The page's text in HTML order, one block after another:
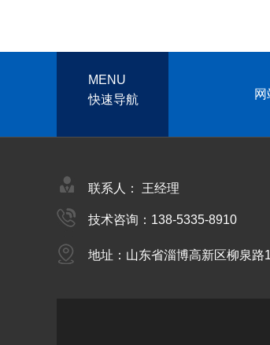
MENU
快速导航
联系人： 王经理
技术咨询：138-5335-8910
地址：山东省淄博高新区柳泉路